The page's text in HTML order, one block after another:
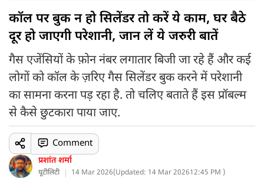
कॉल पर बुक न हो सिलेंडर तो करें ये काम, घर बैठे
दूर हो जाएगी परेशानी, जान लें ये जरुरी बातें
गैस एजेंसियों के फ़ोन नंबर लगातार बिजी जा रहे हैं और कई
लोगों को कॉल के ज़रिए गैस सिलेंडर बुक करने में परेशानी
का सामना करना पड़ रहा है. तो चलिए बताते हैं इस प्रॉबल्म
से कैसे छुटकारा पाया जाए.
प्रशांत शर्मा
यूटीलिटी 14 Mar 2026(Updated: 14 Mar 202612:45 PM )
Comment